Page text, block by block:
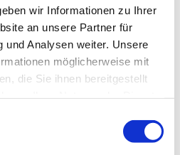
wir Informationen zu Ihrer
an unsere Partner für
und Analysen weiter. Unsere
möglicherweise mit
die Sie ihnen bereitgestellt
Süd